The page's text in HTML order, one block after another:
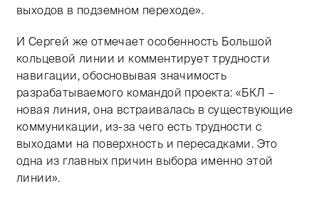
выходов в подземном переходе».
И Сергей же отмечает особенность Большой
кольцевой линии и комментирует трудности
навигации, обосновывая значимость
разрабатываемого командой проекта: «БКЛ –
новая линия, она встраивалась в существующие
коммуникации, из-за чего есть трудности с
выходами на поверхность и пересадками. Это
одна из главных причин выбора именно этой
линии».